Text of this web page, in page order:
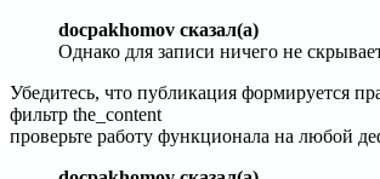
docpakhomov сказал(а)
Однако для записи ничего не
Убедитесь, что публикация формируется
фильтр the_content
проверьте работу функционала на любой